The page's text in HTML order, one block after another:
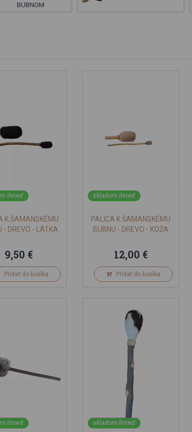
BUBNOM
ihneď
K ŠAMANSKÉMU
- DREVO - LÁTKA
9,50 €
Pridať do košíka
skladom ihneď
PALICA K ŠAMANSKÉMU
BUBNU - DREVO - KOŽA
12,00 €
Pridať do košíka
ihneď skladom ihneď